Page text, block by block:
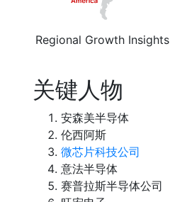
Regional Growth Insights
关键人物
安森美半导体
伦西阿斯
微芯片科技公司
意法半导体
赛普拉斯半导体公司